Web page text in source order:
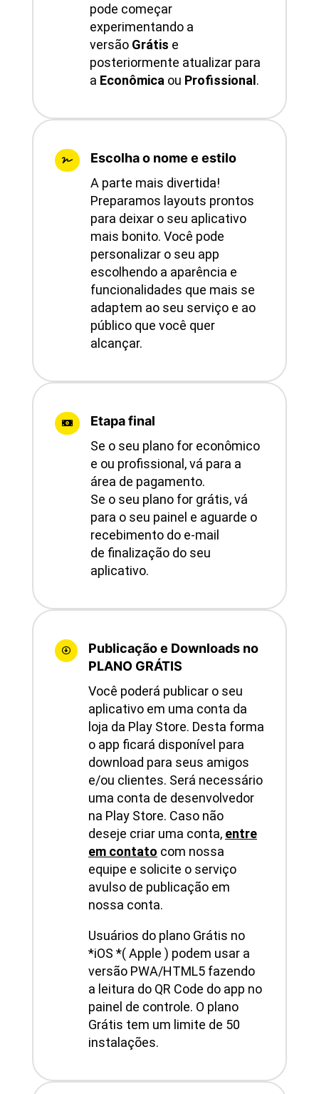
pode começar
experimentando a
versão Grátis e
posteriormente atualizar para
a Econômica ou Profissional .

Escolha o nome e estilo
A parte mais divertida!
Preparamos layouts prontos
para deixar o seu aplicativo
mais bonito. Você pode
personalizar o seu app
escolhendo a aparência e
funcionalidades que mais se
adaptem ao seu serviço e ao
público que você quer
alcançar.

Etapa final
Se o seu plano for econômico
e ou profissional, vá para a
área de pagamento.
Se o seu plano for grátis, vá
para o seu painel e aguarde o
recebimento do e-mail
de finalização do seu
aplicativo.

Publicação e Downloads no
PLANO GRÁTIS
Você poderá publicar o seu
aplicativo em uma conta da
loja da Play Store. Desta forma
o app ficará disponível para
download para seus amigos
e/ou clientes. Será necessário
uma conta de desenvolvedor
na Play Store. Caso não
deseje criar uma conta, entre
em contato com nossa
equipe e solicite o serviço
avulso de publicação em
nossa conta.
Usuários do plano Grátis no
*iOS *( Apple ) podem usar a
versão PWA/HTML5 fazendo
a leitura do QR Code do app no
painel de controle. O plano
Grátis tem um limite de 50
instalações.